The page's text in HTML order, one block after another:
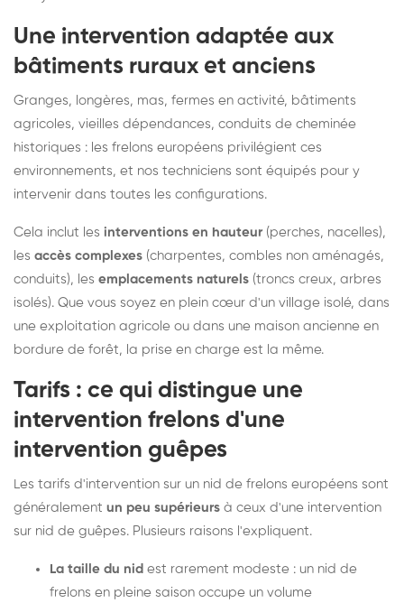
Une intervention adaptée aux
bâtiments ruraux et anciens
Granges, longères, mas, fermes en activité, bâtiments
agricoles, vieilles dépendances, conduits de cheminée
historiques : les frelons européens privilégient ces
environnements, et nos techniciens sont équipés pour y
intervenir dans toutes les configurations.
Cela inclut les interventions en hauteur (perches, nacelles),
les accès complexes (charpentes, combles non aménagés,
conduits), les emplacements naturels (troncs creux, arbres
isolés). Que vous soyez en plein cœur d'un village isolé, dans
une exploitation agricole ou dans une maison ancienne en
bordure de forêt, la prise en charge est la même.
Tarifs : ce qui distingue une
intervention frelons d'une
intervention guêpes
Les tarifs d'intervention sur un nid de frelons européens sont
généralement un peu supérieurs à ceux d'une intervention
sur nid de guêpes. Plusieurs raisons l'expliquent.
La taille du nid est rarement modeste : un nid de
frelons en pleine saison occupe un volume